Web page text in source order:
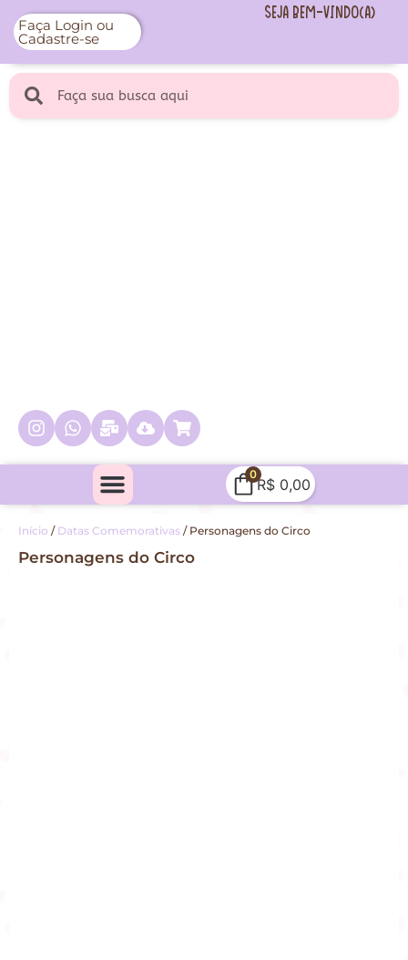
Faça Login ou
Cadastre-se
Seja Bem-vindo(a)
0
R$0,00
Início / Datas Comemorativas / Personagens do Circo
Personagens do Circo